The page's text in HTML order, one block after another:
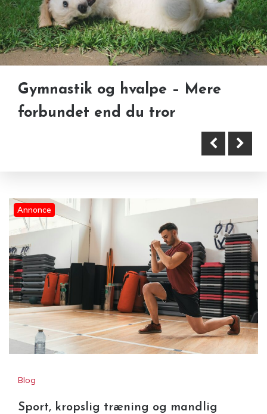
Sport, kropslig træning og
Gymnastik og hvalpe – Mere
forbundet end du tror
Annonce
Blog
Sport, kropslig træning og mandlig